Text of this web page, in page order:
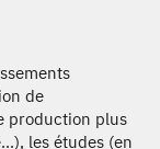
de
production plus
les études (en